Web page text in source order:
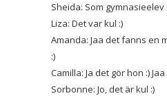
Sheida: Som gymnasieelev
Liza: Det var kul :)
Amanda: Jaa det fanns en
:)
Camilla: Ja det gör hon :)
Sorbonne: Jo, det är kul :)